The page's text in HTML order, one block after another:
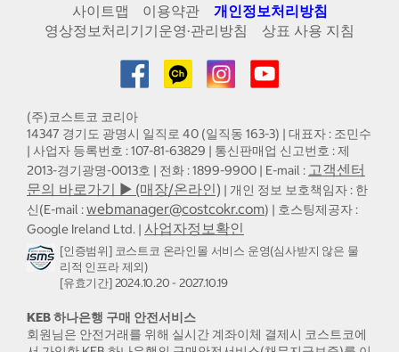
사이트맵 이용약관
개인정보처리방침
영상정보처리기기운영·관리방침
상표 사용 지침
(주)코스트코 코리아
14347 경기도 광명시 일직로 40 (일직동 163-3) | 대표자 : 조민수
| 사업자 등록번호 : 107-81-63829 | 통신판매업 신고번호 : 제
2013-경기광명-0013호 | 전화 : 1899-9900 | E-mail : 고객센터
문의 바로가기 ▶ (매장/온라인) | 개인 정보 보호책임자 : 한
신(E-mail :webmanager@costcokr.com) | 호스팅제공자 :
Google Ireland Ltd. | 사업자정보확인
[인증범위] 코스트코 온라인몰 서비스 운영(심사받지 않은 물
리적 인프라 제외)
[유효기간] 2024.10.20 - 2027.10.19
KEB 하나은행 구매 안전서비스
회원님은 안전거래를 위해 실시간 계좌이체 결제시 코스트코에